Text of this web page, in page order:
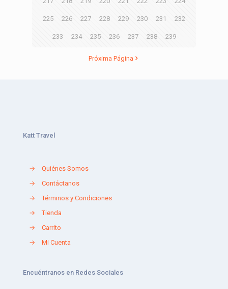
225 226 227 228 229 230 231 232
233 234 235 236 237 238 239
Próxima Página
Katt Travel
→
Quiénes Somos
→
Contáctanos
→
Términos y Condiciones
→
Tienda
→
Carrito
→
Mi Cuenta
Encuéntranos en Redes Sociales